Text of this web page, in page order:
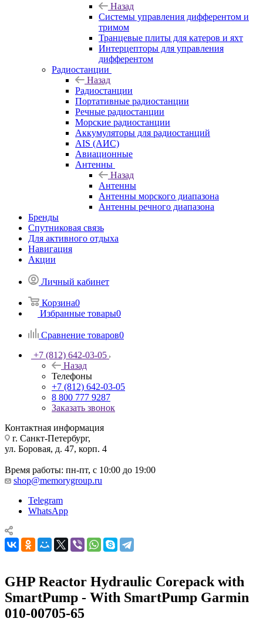
Назад
Системы управления дифферентом и
тримом
Транцевые плиты для катеров и яхт
Интерцепторы для управления
дифферентом
Радиостанции
Назад
Радиостанции
Портативные радиостанции
Речные радиостанции
Морские радиостанции
Аккумуляторы для радиостанций
AIS (АИС)
Авиационные
Антенны
Назад
Антенны
Антенны морского диапазона
Антенны речного диапазона
Бренды
Спутниковая связь
Для активного отдыха
Навигация
Акции
Личный кабинет
Корзина0
Избранные товары0
Сравнение товаров0
+7 (812) 642-03-05
Назад
Телефоны
+7 (812) 642-03-05
8 800 777 9287
Заказать звонок
Контактная информация
г. Санкт-Петербург,
ул. Боровая, д. 47, корп. 4
Время работы: пн-пт, с 10:00 до 19:00
shop@memorygroup.ru
Telegram
WhatsApp
GHP Reactor Hydraulic Corepack with
SmartPump - With SmartPump Garmin
010-00705-65